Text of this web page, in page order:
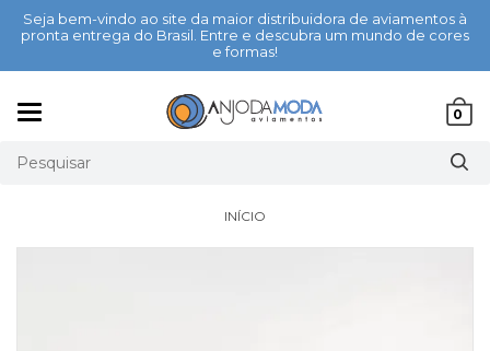
Seja bem-vindo ao site da maior distribuidora de aviamentos à
pronta entrega do Brasil. Entre e descubra um mundo de cores
e formas!
0
INÍCIO